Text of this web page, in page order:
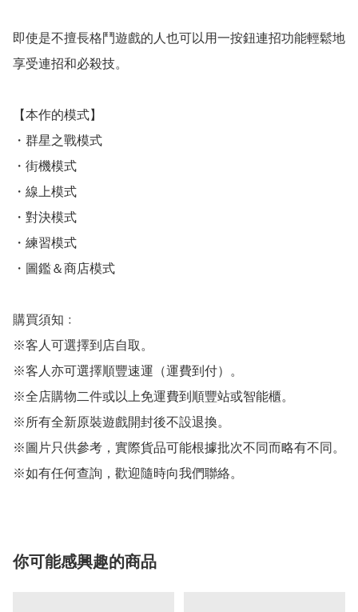
即使是不擅長格鬥遊戲的人也可以用一按鈕連招功能輕鬆地
享受連招和必殺技。
【本作的模式】
・群星之戰模式
・街機模式
・線上模式
・對決模式
・練習模式
・圖鑑＆商店模式
購買須知﹕
※客人可選擇到店自取。
※客人亦可選擇順豐速運（運費到付）。
※全店購物二件或以上免運費到順豐站或智能櫃。
※所有全新原裝遊戲開封後不設退換。
※圖片只供參考，實際貨品可能根據批次不同而略有不同。
※如有任何查詢，歡迎隨時向我們聯絡。
你可能感興趣的商品